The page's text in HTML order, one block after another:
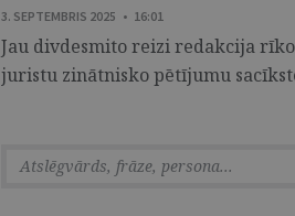
3. SEPTEMBRIS 2025 • 16:01
Jau divdesmito reizi redakcija
juristu zinātnisko pētījumu